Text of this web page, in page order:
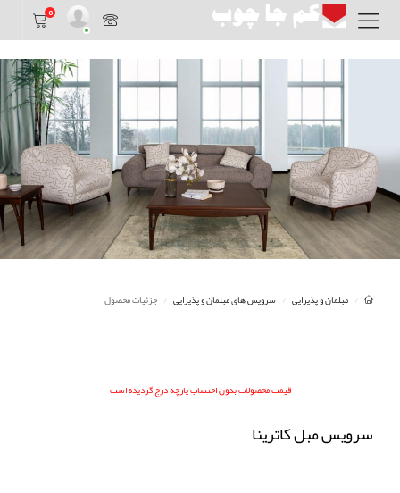
0
مبلمان و پذیرایی سرویس های مبلمان و پذیرایی جزئیات محصول
قیمت محصولات بدون احتساب پارچه درج گردیده است
سرویس مبل کاترینا